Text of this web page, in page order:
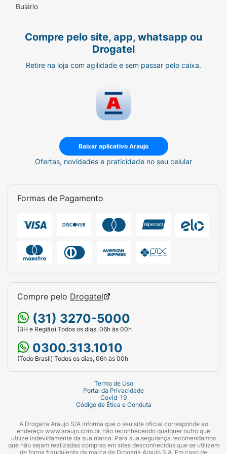
Bulário
Compre pelo site, app, whatsapp ou
Drogatel
Retire na loja com agilidade e sem passar pelo caixa.
Baixar aplicativo Araujo
Ofertas, novidades e praticidade no seu celular
Formas de Pagamento
Compre pelo Drogatel
(31) 3270-5000
(BH e Região) Todos os dias, 06h às 00h
0300.313.1010
(Todo Brasil) Todos os dias, 06h às 00h
Termo de Uso
Portal da Privacidade
Covid-19
Código de Ética e Conduta
A Drogaria Araujo S/A informa que o seu site oficial corresponde ao
endereço www.araujo.com.br, não reconhecendo qualquer outro que
utilize indevidamente da sua marca. Para sua segurança recomendamos
que não sejam realizadas compras em sites desconhecidos que se utilizem
de forma fraudulenta da marca da Drogaria Araujo S.A. Em caso de